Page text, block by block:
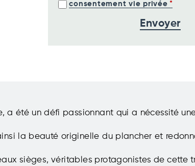
consentement vie privée
a été un défi passionnant qui a nécessité
la beauté originelle du plancher et
sièges, véritables protagonistes de cette